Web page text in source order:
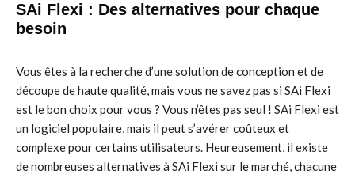
SAi Flexi : Des alternatives pour chaque
besoin
Vous êtes à la recherche d’une solution de conception et de
découpe de haute qualité, mais vous ne savez pas si SAi Flexi
est le bon choix pour vous ? Vous n’êtes pas seul ! SAi Flexi est
un logiciel populaire, mais il peut s’avérer coûteux et
complexe pour certains utilisateurs. Heureusement, il existe
de nombreuses alternatives à SAi Flexi sur le marché, chacune